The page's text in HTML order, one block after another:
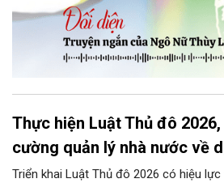
Thực hiện Luật Thủ đô
cường quản lý nhà nước về
Triển khai Luật Thủ đô 2026 có hiệu